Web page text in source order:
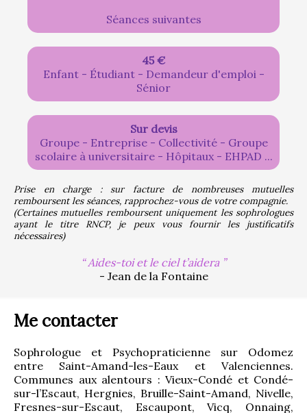
Séances suivantes
45 €
Enfant - Étudiant - Demandeur d'emploi -
Sénior
Sur devis
Groupe - Entreprise - Collectivité - Groupe
scolaire à universitaire - Hôpitaux - EHPAD ...
Prise en charge : sur facture de nombreuses mutuelles
remboursent les séances, rapprochez-vous de votre compagnie.
(Certaines mutuelles remboursent uniquement les sophrologues
ayant le titre RNCP, je peux vous fournir les justificatifs
nécessaires)
Aides-toi et le ciel t’aidera
- Jean de la Fontaine
Me contacter
Sophrologue et Psychopraticienne sur Odomez
entre Saint-Amand-les-Eaux et Valenciennes.
Communes aux alentours : Vieux-Condé et Condé-
sur-l’Escaut, Hergnies, Bruille-Saint-Amand, Nivelle,
Fresnes-sur-Escaut, Escaupont, Vicq, Onnaing,